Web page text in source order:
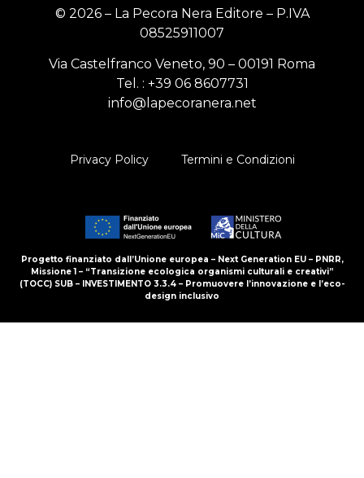
© 2026 – La Pecora Nera Editore – P.IVA
08525911007
Via Castelfranco Veneto, 90 – 00191 Roma
Tel. : +39 06 8607731
info@lapecoranera.net
Privacy Policy Termini e Condizioni
Progetto finanziato dall’Unione europea – Next Generation EU – PNRR,
Missione 1 – “Transizione ecologica organismi culturali e creativi”
(TOCC) SUB – INVESTIMENTO 3.3.4 – Promuovere l’innovazione e l’eco-
design inclusivo